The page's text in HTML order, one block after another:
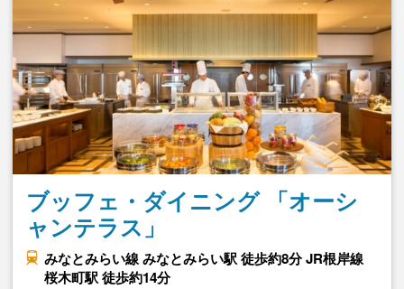
ブッフェ・ダイニング 「オーシ
ャンテラス」
みなとみらい線 みなとみらい駅 徒歩約8分 JR根岸線
桜木町駅 徒歩約14分